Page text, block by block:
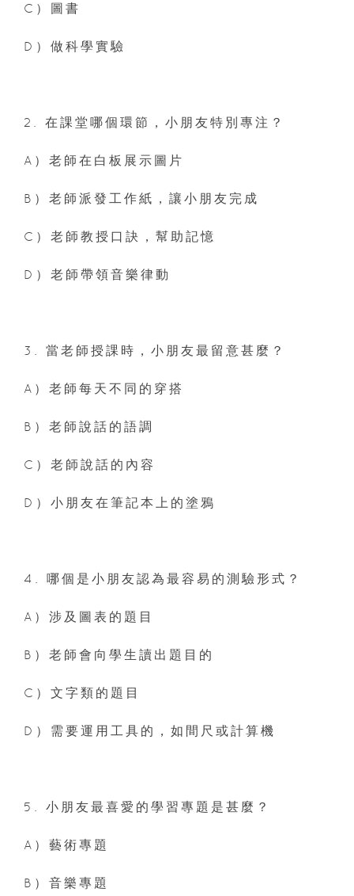
C）圖書
D）做科學實驗
2. 在課堂哪個環節，小朋友特別專注？
A）老師在白板展示圖片
B）老師派發工作紙，讓小朋友完成
C）老師教授口訣，幫助記憶
D）老師帶領音樂律動
3. 當老師授課時，小朋友最留意甚麼？
A）老師每天不同的穿搭
B）老師說話的語調
C）老師說話的內容
D）小朋友在筆記本上的塗鴉
4. 哪個是小朋友認為最容易的測驗形式？
A）涉及圖表的題目
B）老師會向學生讀出題目的
C）文字類的題目
D）需要運用工具的，如間尺或計算機
5. 小朋友最喜愛的學習專題是甚麼？
A）藝術專題
B）音樂專題